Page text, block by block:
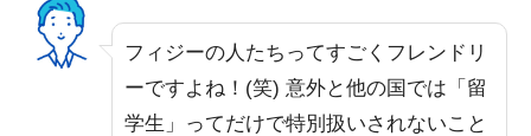
フィジーの人たちってすごくフレンドリ
ーですよね！(笑) 意外と他の国では「留
学生」ってだけで特別扱いされないこと